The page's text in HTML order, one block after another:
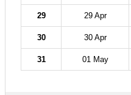
29 29 Apr
30 30 Apr
31 01 May